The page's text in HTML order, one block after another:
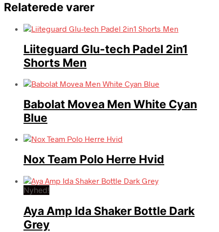
Relaterede varer
Liiteguard Glu-tech Padel 2in1
Shorts Men
Babolat Movea Men White Cyan
Blue
Nox Team Polo Herre Hvid
Nyhed!
Aya Amp Ida Shaker Bottle Dark
Grey